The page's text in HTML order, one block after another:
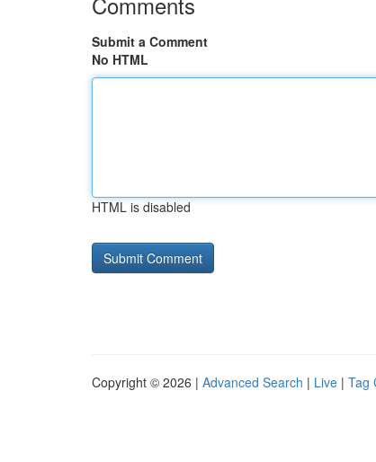
Submit a Comment
No HTML
HTML is disabled
Copyright © 2026 | Advanced Search | Live | Tag